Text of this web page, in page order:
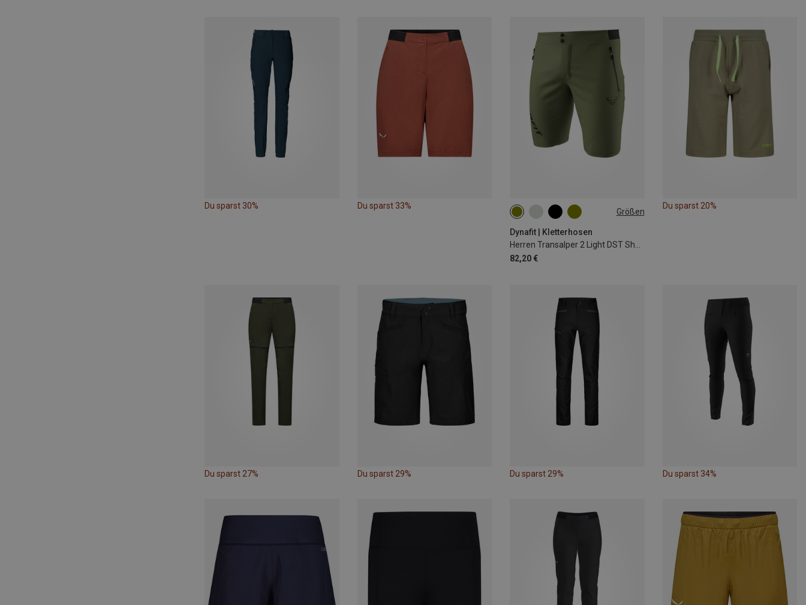
Du sparst 30% Du sparst 33%
Größen
Dynafit | Kletterhosen
82,20 €
S M L XL
Du sparst 20%
Du sparst 27% Du sparst 29% Du sparst 29% Du sparst 34%